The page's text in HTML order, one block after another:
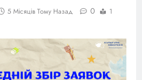
5 Місяців Тому Назад 0
1